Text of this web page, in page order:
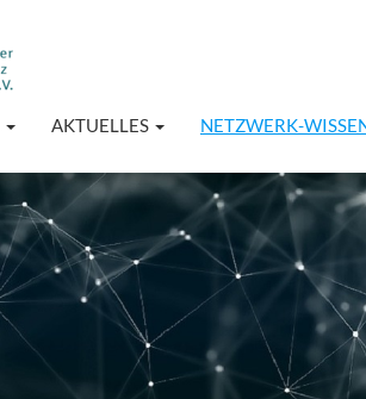
AKTUELLES NETZWERK-